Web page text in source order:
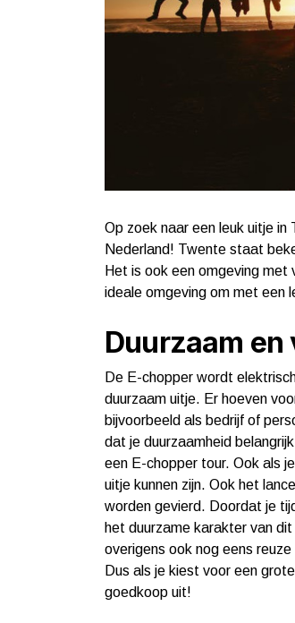
Op zoek naar een leuk uitje
Nederland! Twente staat
Het is ook een omgeving
ideale omgeving om met een
Duurzaam
De E-chopper wordt
duurzaam uitje. Er hoeven
bijvoorbeeld als bedrijf of
dat je duurzaamheid
een E-chopper tour. Ook als
uitje kunnen zijn. Ook het
worden gevierd. Doordat je
het duurzame karakter van
overigens ook nog eens
Dus als je kiest voor een
goedkoop uit!